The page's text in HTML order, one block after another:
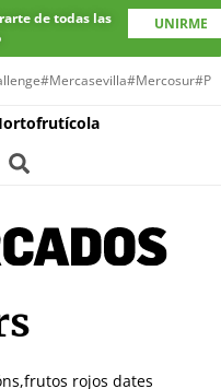
de todas las
UNIRME
#Mercasevilla#Mercosur
rojos dates